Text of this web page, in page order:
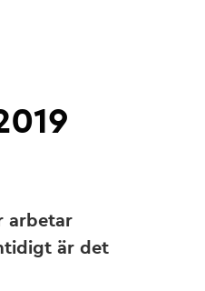
arbetar
är det